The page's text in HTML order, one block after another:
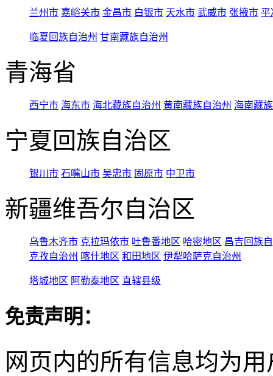
兰州市 嘉峪关市 金昌市 白银市 天水市 武威市 张掖市 平
临夏回族自治州 甘南藏族自治州
青海省
西宁市 海东市 海北藏族自治州 黄南藏族自治州 海南藏
宁夏回族自治区
银川市 石嘴山市 吴忠市 固原市 中卫市
新疆维吾尔自治区
乌鲁木齐市 克拉玛依市 吐鲁番地区 哈密地区 昌吉回族
克孜自治州 喀什地区 和田地区 伊犁哈萨克自治州
塔城地区 阿勒泰地区 直辖县级
免责声明：
网页内的所有信息均为